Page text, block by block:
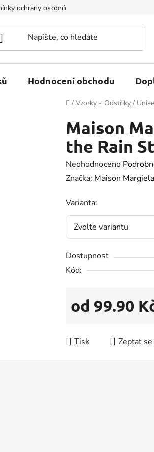
ochrany osobních údajů
Hodnocení obchodu
Domů
/ Vzorky - Odstřiky /
Maison
the Rain
Průměrné
hodnocení
je
0.0
hvězdiček.
Neohodnoceno
Značka: Maison Margiela
Varianta:
Dostupnost
Kód:
od 99.90
Tisk Zeptat se